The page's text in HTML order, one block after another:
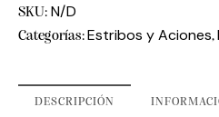
SKU: N/D
Categorías: Estribos y Aciones,
DESCRIPCIÓN